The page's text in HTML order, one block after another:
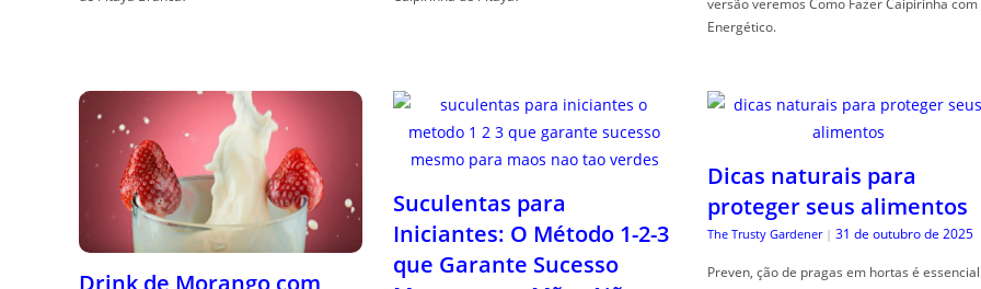
Energético.
Drink de Morango com
Suculentas para
Iniciantes: O Método 1-2-3
que Garante Sucesso
Dicas naturais para
proteger seus alimentos
The Trusty Gardener | 31 de outubro de 2025
Preven, ção de pragas em hortas é essencial